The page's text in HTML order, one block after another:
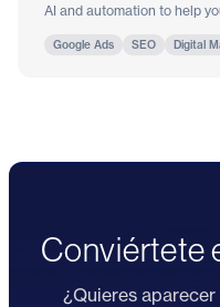
AI and automation to help
Google Ads SEO Digital
Conviértete
¿Quieres